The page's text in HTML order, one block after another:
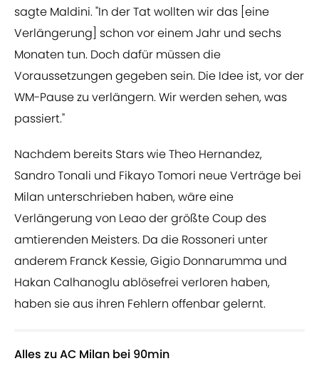
sagte Maldini. "In der Tat wollten wir das [eine
Verlängerung] schon vor einem Jahr und sechs
Monaten tun. Doch dafür müssen die
Voraussetzungen gegeben sein. Die Idee ist, vor der
WM-Pause zu verlängern. Wir werden sehen, was
passiert."
Nachdem bereits Stars wie Theo Hernandez,
Sandro Tonali und Fikayo Tomori neue Verträge bei
Milan unterschrieben haben, wäre eine
Verlängerung von Leao der größte Coup des
amtierenden Meisters. Da die Rossoneri unter
anderem Franck Kessie, Gigio Donnarumma und
Hakan Calhanoglu ablösefrei verloren haben,
haben sie aus ihren Fehlern offenbar gelernt.
Alles zu AC Milan bei 90min